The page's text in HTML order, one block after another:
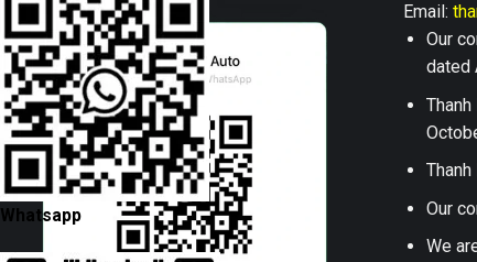
Email:
Our
dated
Our
We
Whatsapp